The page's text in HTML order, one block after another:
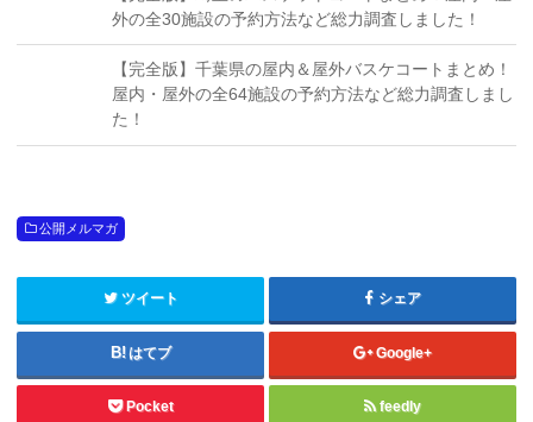
外の全30施設の予約方法など総力調査しました！
【完全版】千葉県の屋内＆屋外バスケコートまとめ！
屋内・屋外の全64施設の予約方法など総力調査しまし
た！
公開メルマガ
ツイート シェア
はてブ Google+
Pocket feedly